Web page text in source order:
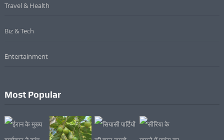
Travel & Health
Biz & Tech
Entertainment
Most Popular